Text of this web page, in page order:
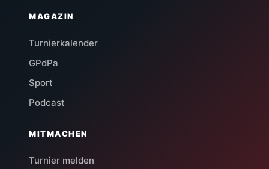
MAGAZIN
Turnierkalender
GPdPa
Sport
Podcast
MITMACHEN
Turnier melden